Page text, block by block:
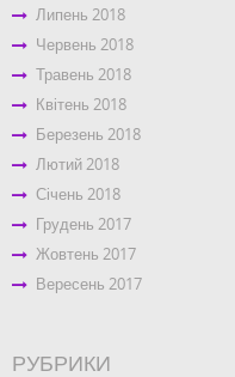
Липень 2018
Червень 2018
Травень 2018
Квітень 2018
Березень 2018
Лютий 2018
Січень 2018
Грудень 2017
Жовтень 2017
Вересень 2017
РУБРИКИ